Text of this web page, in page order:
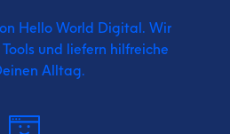
Hello World Digital. Wir
und liefern hilfreiche
Alltag.